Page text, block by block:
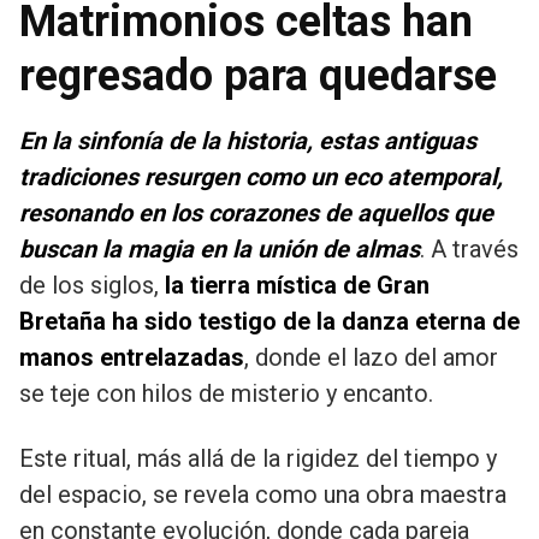
Matrimonios celtas han
regresado para quedarse
En la sinfonía de la historia, estas antiguas
tradiciones resurgen como un eco atemporal,
resonando en los corazones de aquellos que
buscan la magia en la unión de almas. A través
de los siglos, la tierra mística de Gran
Bretaña ha sido testigo de la danza eterna de
manos entrelazadas, donde el lazo del amor
se teje con hilos de misterio y encanto.
Este ritual, más allá de la rigidez del tiempo y
del espacio, se revela como una obra maestra
en constante evolución, donde cada pareja